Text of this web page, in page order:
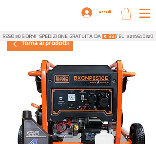
Accedi
RESO 30 GIORNI SPEDIZIONE GRATUITA DA € 99TEL. 3274610220
Torna ai prodotti